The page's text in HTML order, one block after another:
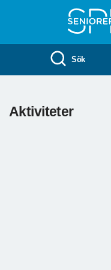
Sök
Aktiviteter